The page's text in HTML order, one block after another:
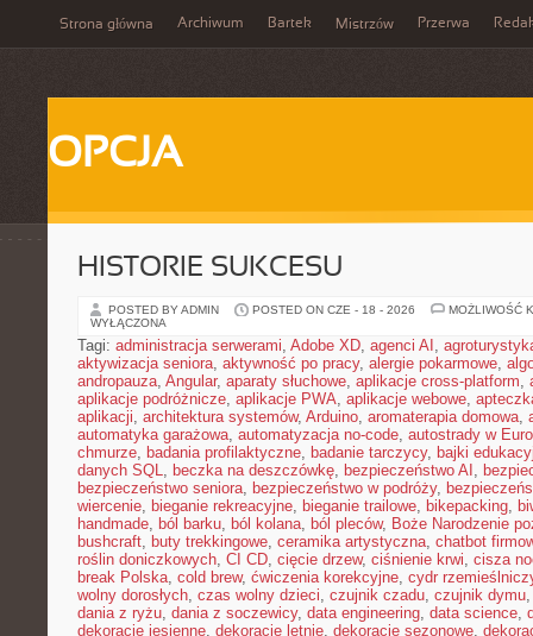
Strona główna Archiwum Bartek Mistrzów Przerwa
OPCJA
HISTORIE SUKCESU
POSTED BY ADMIN POSTED ON CZE - 18 - 2026
MOŻLIWOŚĆ
WYŁĄCZONA
Tagi: administracja serwerami, Adobe XD, agenci AI ,
aktywizacja seniora, aktywność po pracy, alergie pokarmowe,
andropauza, Angular, aparaty słuchowe, aplikacje cross-platform,
aplikacje podróżnicze, aplikacje PWA, aplikacje webowe,
aplikacji, architektura systemów, Arduino, aromaterapia domowa,
automatyka garażowa, automatyzacja no-code, autostrady w
chmurze, badania profilaktyczne, badanie tarczycy, bajki
danych SQL, beczka na deszczówkę, bezpieczeństwo AI ,
bezpieczeństwo seniora, bezpieczeństwo w podróży,
wiercenie, bieganie rekreacyjne, bieganie trailowe, bikepacking,
handmade, ból barku, ból kolana, ból pleców, Boże Narodzenie
bushcraft, buty trekkingowe, ceramika artystyczna, chatbot
roślin doniczkowych, CI CD, cięcie drzew, ciśnienie krwi, cisza
break Polska, cold brew, ćwiczenia korekcyjne, cydr
wolny dorosłych, czas wolny dzieci, czujnik czadu, czujnik dymu
dania z ryżu, dania z soczewicy, data engineering, data science,
dekoracje jesienne, dekoracje letnie, dekoracje sezonowe,